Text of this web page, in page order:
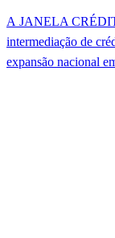
A JANELA
intermediação de
expansão nacional